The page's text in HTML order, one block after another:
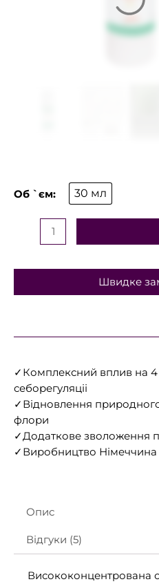
30 мл
Швидке
✓Комплексний вплив на
себорегуляціі
✓Відновлення
флори
✓Додаткове зволоження
✓Виробництво Німеччина
Опис
Відгуки (5)
Висококонцентрована